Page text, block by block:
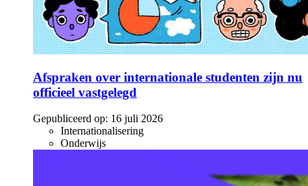
Afspraken over internationale studenten zijn nu
officieel vastgelegd
Gepubliceerd op: 16 juli 2026
Internationalisering
Onderwijs